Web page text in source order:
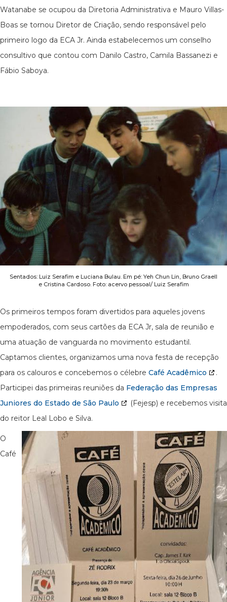
Watanabe se ocupou da Diretoria Administrativa e Mauro Villas-
Boas se tornou Diretor de Criação, sendo responsável pelo
primeiro logo da ECA Jr. Ainda estabelecemos um conselho
consultivo que contou com Danilo Castro, Camila Bassanezi e
Fábio Saboya.
Sentados: Luiz Serafim e Luciana Bulau. Em pé: Yeh Chun Lin, Bruno Graell
e Cristina Cardoso. Foto: acervo pessoal/ Luiz Serafim
Os primeiros tempos foram divertidos para aqueles jovens
empoderados, com seus cartões da ECA Jr, sala de reunião e
uma atuação de vanguarda no movimento estudantil.
Captamos clientes, organizamos uma nova festa de recepção
para os calouros e concebemos o célebre Café Acadêmico
.
Participei das primeiras reuniões da Federação das Empresas
Juniores do Estado de São Paulo
(Fejesp) e recebemos visita
do reitor Leal Lobo e Silva.
O
Café